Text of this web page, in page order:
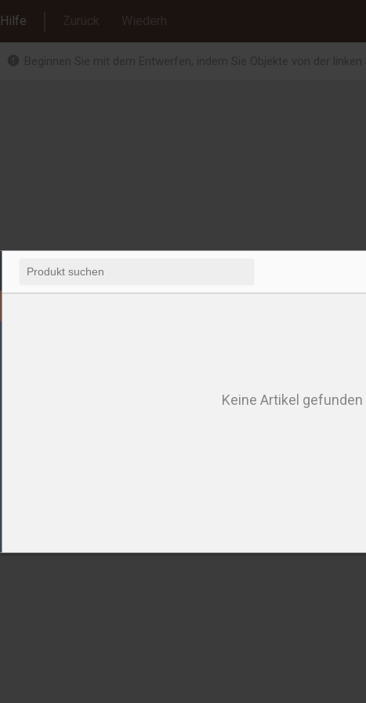
Hilfe
PRODUKT
Keine Artikel gefunden